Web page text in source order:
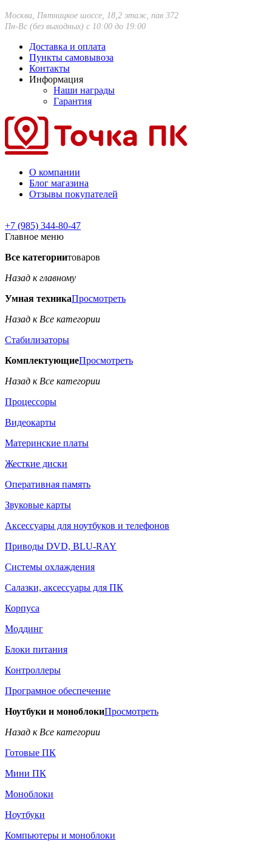
Москва, Пятницкое шоссе, 18,2 этаж, пав 372
Пн-Вс (без выходных) с 10:00 до 19:00
Доставка и оплата
Пункты самовывоза
Контакты
Информация
Наши награды
Гарантия
О компании
Блог магазина
Отзывы покупателей
+7 (985) 344-80-47
Главное меню
Все категориитоваров
Назад к главному
Умная техникаПросмотреть
Назад к Все категории
Стабилизаторы
КомплектующиеПросмотреть
Назад к Все категории
Процессоры
Видеокарты
Материнские платы
Жесткие диски
Оперативная память
Звуковые карты
Аксессуары для ноутбуков и телефонов
Приводы DVD, BLU-RAY
Системы охлаждения
Салазки, аксессуары для ПК
Корпуса
Моддинг
Блоки питания
Контроллеры
Програмное обеспечение
Ноутбуки и моноблокиПросмотреть
Назад к Все категории
Готовые ПК
Мини ПК
Моноблоки
Ноутбуки
Компьютеры и моноблоки